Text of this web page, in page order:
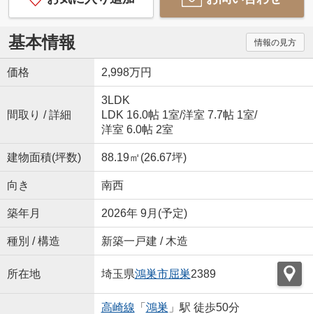
基本情報 情報の見方
価格 2,998万円
間取り / 詳細
3LDK
LDK 16.0帖 1室/洋室 7.7帖 1室/
洋室 6.0帖 2室
建物面積(坪数) 88.19㎡(26.67坪)
向き 南西
築年月 2026年 9月(予定)
種別 / 構造 新築一戸建 / 木造
所在地 埼玉県鴻巣市屈巣2389
高崎線 「 鴻巣 」駅 徒歩50分